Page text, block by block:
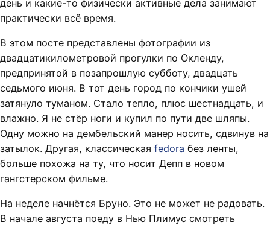
день и какие-то физически активные дела занимают
практически всё время.
В этом посте представлены фотографии из
двадцатикилометровой прогулки по Окленду,
предпринятой в позапрошлую субботу, двадцать
седьмого июня. В тот день город по кончики ушей
затянуло туманом. Стало тепло, плюс шестнадцать, и
влажно. Я не стёр ноги и купил по пути две шляпы.
Одну можно на дембельский манер носить, сдвинув на
затылок. Другая, классическая fedora без ленты,
больше похожа на ту, что носит Депп в новом
гангстерском фильме.
На неделе начнётся Бруно. Это не может не радовать.
В начале августа поеду в Нью Плимус смотреть